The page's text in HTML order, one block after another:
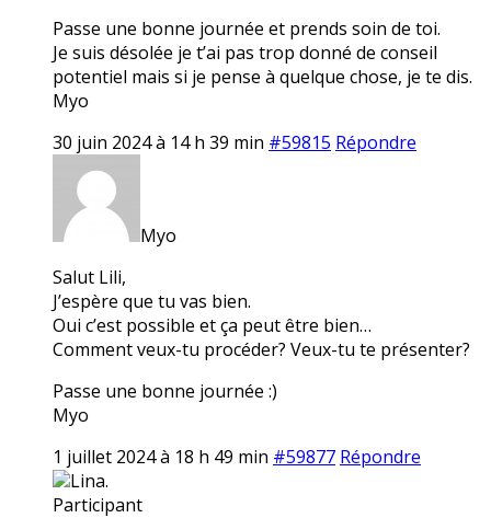
Passe une bonne journée et prends soin de toi.
Je suis désolée je t’ai pas trop donné de conseil
potentiel mais si je pense à quelque chose, je te dis.
Myo
30 juin 2024 à 14 h 39 min #59815 Répondre
Myo
Salut Lili,
J’espère que tu vas bien.
Oui c’est possible et ça peut être bien…
Comment veux-tu procéder? Veux-tu te présenter?
Passe une bonne journée :)
Myo
1 juillet 2024 à 18 h 49 min #59877 Répondre
Lina.
Participant